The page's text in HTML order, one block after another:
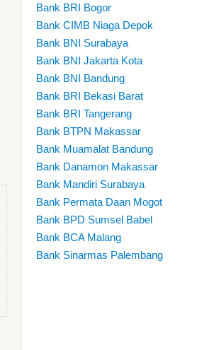
Bank BRI Bogor
Bank CIMB Niaga Depok
Bank BNI Surabaya
Bank BNI Jakarta Kota
Bank BNI Bandung
Bank BRI Bekasi Barat
Bank BRI Tangerang
Bank BTPN Makassar
Bank Muamalat Bandung
Bank Danamon Makassar
Bank Mandiri Surabaya
Bank Permata Daan Mogot
Bank BPD Sumsel Babel
Bank BCA Malang
Bank Sinarmas Palembang